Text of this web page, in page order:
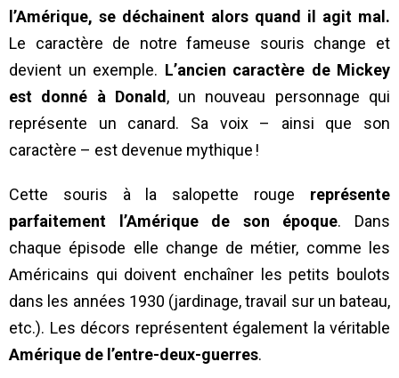
l’Amérique, se déchainent alors quand il agit mal.
Le caractère de notre fameuse souris change et
devient un exemple. L’ancien caractère de Mickey
est donné à Donald, un nouveau personnage qui
représente un canard. Sa voix – ainsi que son
caractère – est devenue mythique !
Cette souris à la salopette rouge représente
parfaitement l’Amérique de son époque. Dans
chaque épisode elle change de métier, comme les
Américains qui doivent enchaîner les petits boulots
dans les années 1930 (jardinage, travail sur un bateau,
etc.). Les décors représentent également la véritable
Amérique de l’entre-deux-guerres.